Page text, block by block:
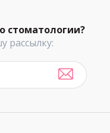
стоматологии?
рассылку: